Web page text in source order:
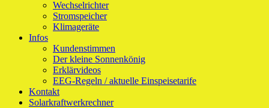
Wechselrichter
Stromspeicher
Klimageräte
Infos
Kundenstimmen
Der kleine Sonnenkönig
Erklärvideos
EEG-Regeln / aktuelle Einspeisetarife
Kontakt
Solarkraftwerkrechner